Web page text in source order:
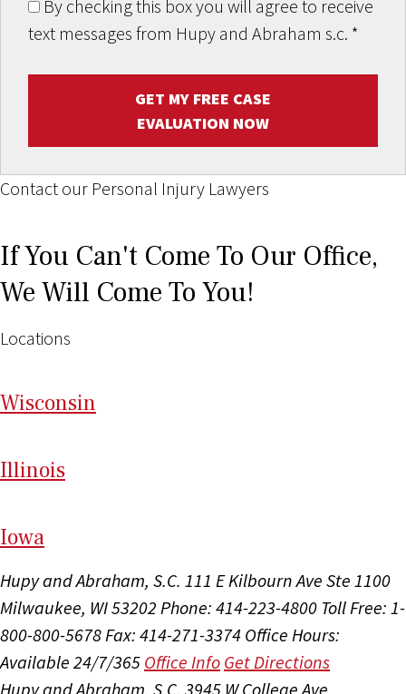
By checking this box you will agree to receive
text messages from Hupy and Abraham s.c. *
GET MY FREE CASE
EVALUATION NOW
Contact our Personal Injury Lawyers
If You Can't Come To Our Office,
We Will Come To You!
Locations
Wisconsin
Illinois
Iowa
Hupy and Abraham, S.C. 111 E Kilbourn Ave Ste 1100
Milwaukee, WI 53202 Phone: 414-223-4800 Toll Free: 1-
800-800-5678Fax: 414-271-3374 Office Hours:
Available 24/7/365 Office Info Get Directions
Hupy and Abraham, S.C. 3945 W College Ave